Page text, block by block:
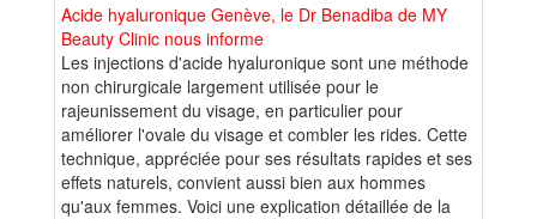
Acide hyaluronique Genève, le Dr Benadiba de MY
Beauty Clinic nous informe
Les injections d'acide hyaluronique sont une méthode
non chirurgicale largement utilisée pour le
rajeunissement du visage, en particulier pour
améliorer l'ovale du visage et combler les rides. Cette
technique, appréciée pour ses résultats rapides et ses
effets naturels, convient aussi bien aux hommes
qu'aux femmes. Voici une explication détaillée de la